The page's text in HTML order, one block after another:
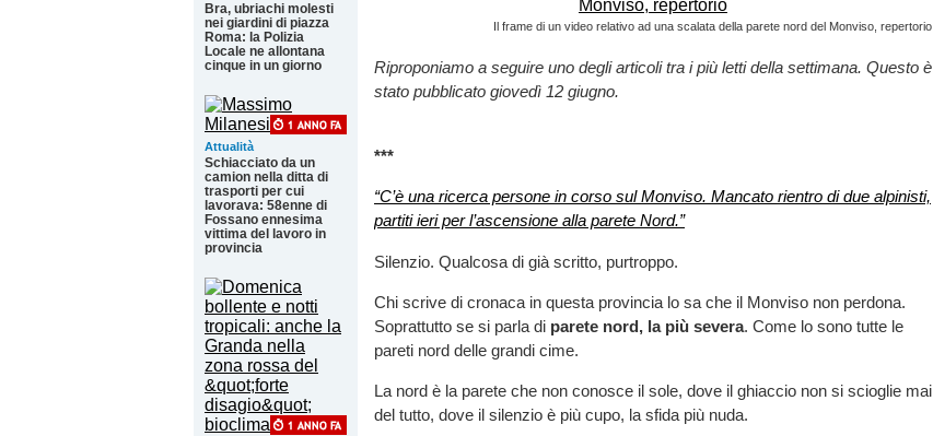
Bra, ubriachi molesti
nei giardini di piazza
Roma: la Polizia
Locale ne allontana
cinque in un giorno
Attualità
Schiacciato da un
camion nella ditta di
trasporti per cui
lavorava: 58enne di
Fossano ennesima
vittima del lavoro in
provincia
Il frame di un video relativo ad una scalata della parete nord del Monviso, repertorio
Riproponiamo a seguire uno degli articoli tra i più letti della settimana. Questo è
stato pubblicato giovedì 12 giugno.
***
“C’è una ricerca persone in corso sul Monviso. Mancato rientro di due alpinisti,
partiti ieri per l’ascensione alla parete Nord.”
Silenzio. Qualcosa di già scritto, purtroppo.
Chi scrive di cronaca in questa provincia lo sa che il Monviso non perdona.
Soprattutto se si parla di parete nord, la più severa. Come lo sono tutte le
pareti nord delle grandi cime.
La nord è la parete che non conosce il sole, dove il ghiaccio non si scioglie mai
del tutto, dove il silenzio è più cupo, la sfida più nuda.